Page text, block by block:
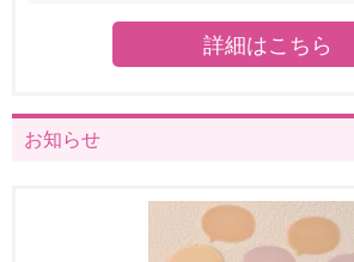
詳細はこちら
お知らせ